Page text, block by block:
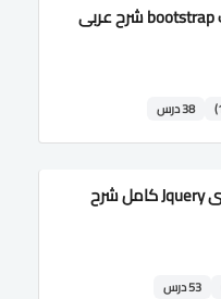
كورس بوتستراب bootstrap شرح عربى
38 درس
كورس جى كويرى Jquery كامل شرح
53 درس